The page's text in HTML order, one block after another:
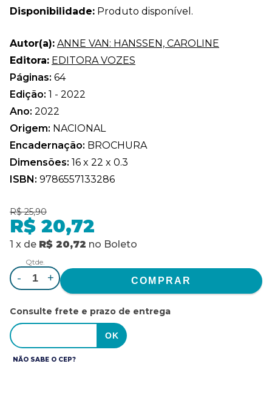
Disponibilidade: Produto disponível.
Autor(a): ANNE VAN: HANSSEN, CAROLINE
Editora: EDITORA VOZES
Páginas: 64
Edição: 1 - 2022
Ano: 2022
Origem: NACIONAL
Encadernação: BROCHURA
Dimensões: 16 x 22 x 0.3
ISBN: 9786557133286
R$ 25,90
R$ 20,72
1 x de R$ 20,72 no Boleto
Qtde.
- +
Consulte frete e prazo de entrega
NÃO SABE O CEP?